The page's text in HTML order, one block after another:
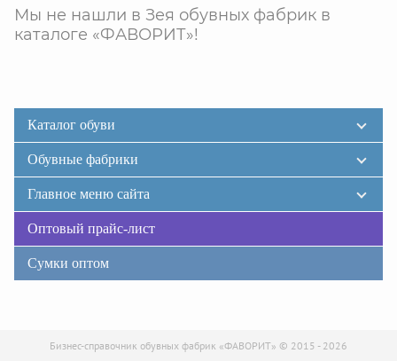
Мы не нашли в Зея обувных фабрик в
каталоге «ФАВОРИТ»!
Каталог обуви
Обувные фабрики
Главное меню сайта
Оптовый прайс-лист
Сумки оптом
Бизнес-справочник обувных фабрик «ФАВОРИТ» © 2015 - 2026